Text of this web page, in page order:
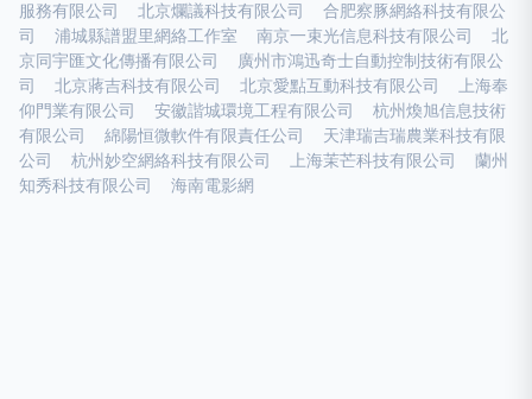
服務有限公司
北京爛議科技有限公司
合肥察豚網絡科技有限公
司
浦城縣譜盟里網絡工作室 南京一束光信息科技有限公司
北
京同宇匯文化傳播有限公司
廣州市鴻迅奇士自動控制技術有限公
司
北京蔣吉科技有限公司 北京愛點互動科技有限公司
上海奉
仰門業有限公司
安徽諧城環境工程有限公司
杭州煥旭信息技術
有限公司
綿陽恒微軟件有限責任公司
天津瑞吉瑞農業科技有限
公司
杭州妙空網絡科技有限公司 上海茉芒科技有限公司
蘭州
知秀科技有限公司
海南電影網